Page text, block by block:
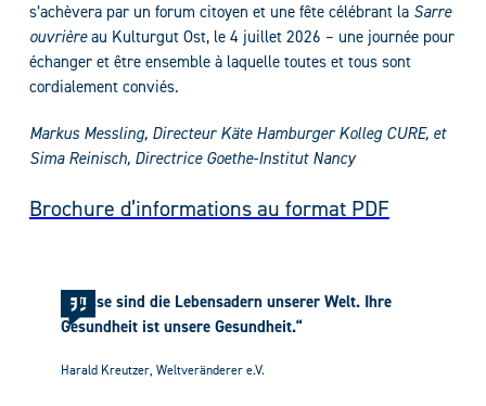
s’achèvera par un forum citoyen et une fête célébrant la Sarre
ouvrièreau Kulturgut Ost, le 4 juillet 2026 – une journée pour
échanger et être ensemble à laquelle toutes et tous sont
cordialement conviés.
Markus Messling, Directeur Käte Hamburger Kolleg CURE, et
Sima Reinisch, Directrice Goethe-Institut Nancy
Brochure d’informations au format PDF
„Flüsse sind die Lebensadern unserer Welt. Ihre
Gesundheit ist unsere Gesundheit.“
Harald Kreutzer, Weltveränderer e.V.